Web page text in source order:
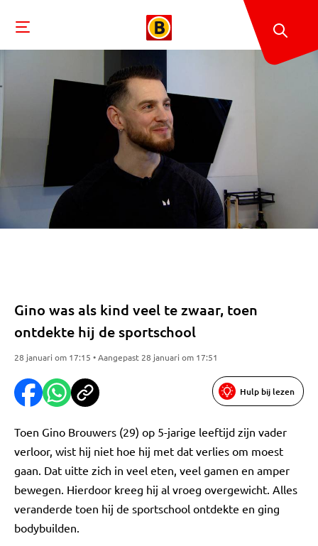
Gino was als kind veel te zwaar, toen
ontdekte hij de sportschool
28 januari om 17:15 • Aangepast 28 januari om 17:51
Hulp bij lezen
Toen Gino Brouwers (29) op 5-jarige leeftijd zijn vader
verloor, wist hij niet hoe hij met dat verlies om moest
gaan. Dat uitte zich in veel eten, veel gamen en amper
bewegen. Hierdoor kreeg hij al vroeg overgewicht. Alles
veranderde toen hij de sportschool ontdekte en ging
bodybuilden.